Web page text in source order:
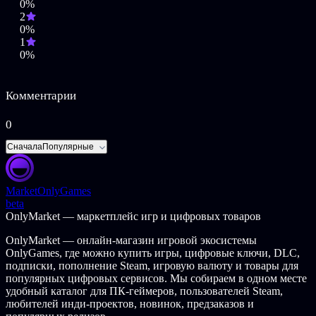
0%
2
0%
1
0%
Комментарии
0
СначалаПопулярные
MarketOnlyGames
beta
OnlyMarket — маркетплейс игр и цифровых товаров
OnlyMarket — онлайн-магазин игровой экосистемы
OnlyGames, где можно купить игры, цифровые ключи, DLC,
подписки, пополнение Steam, игровую валюту и товары для
популярных цифровых сервисов. Мы собираем в одном месте
удобный каталог для ПК-геймеров, пользователей Steam,
любителей инди-проектов, новинок, предзаказов и